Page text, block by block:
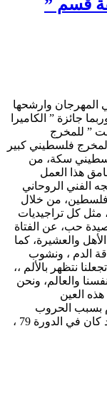
قسم ”
المهرجان وارشحها
جائزة ” الكاميرا
” للمخرج
لمخرج فلسطيني كبير
سكة، من
هذا العمل
الفني الروحاني
فلسطين، من خلال
تراجيديا الفتاة الشابة الشجاعة ” ريم “REEM، مثل كل تراجيديات
حب، عن الفتاة
والعشيرة، كما
الدم ، ونشوب
نتظهر بالألم ،،
والعالم، ونحن
العين
بسبب الحروب
والدمار والتكبة، ضمن الأفلام التي صنعت مجد كان في الدورة 79 ،